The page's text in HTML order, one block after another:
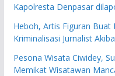
Kapolresta Denpasar
Heboh, Artis Figuran Buat
Kriminalisasi Jurnalist
Pesona Wisata Ciwidey,
Memikat Wisatawan